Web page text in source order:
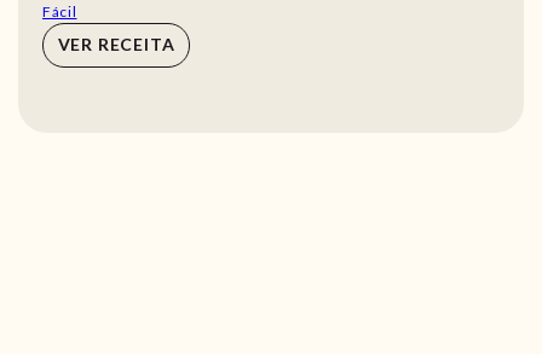
Fácil
VER RECEITA